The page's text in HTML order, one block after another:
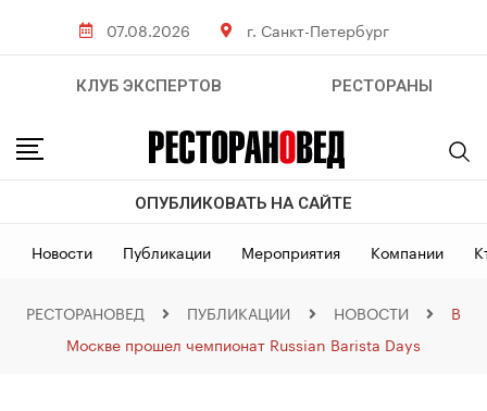
07.08.2026 г. Санкт-Петербург
КЛУБ ЭКСПЕРТОВ РЕСТОРАНЫ
ОПУБЛИКОВАТЬ НА САЙТЕ
Новости Публикации Мероприятия Компании
РЕСТОРАНОВЕД ПУБЛИКАЦИИ НОВОСТИ
В
Москве прошел чемпионат Russian Barista Days